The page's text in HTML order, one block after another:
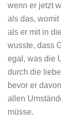
wenn er jetzt
als das, womit
als er mit in
wusste, dass
egal, was die
durch die
bevor er
allen
müsse.